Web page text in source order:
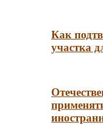
Как
участка